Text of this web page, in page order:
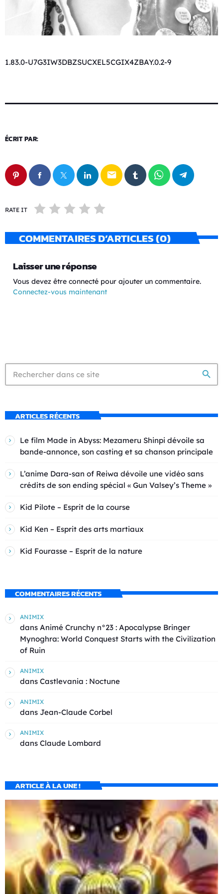
1.83.0-U7G3IW3DBZSUCXEL5CGIX4ZBAY.0.2-9
ÉCRIT PAR:
email
RATE IT
COMMENTAIRES D’ARTICLES (0)
Laisser une réponse
Vous devez être connecté pour ajouter un commentaire.
Connectez-vous maintenant
search
ARTICLES RÉCENTS
Le film Made in Abyss: Mezameru Shinpi dévoile sa
bande-annonce, son casting et sa chanson principale
L’anime Dara-san of Reiwa dévoile une vidéo sans
crédits de son ending spécial « Gun Valsey’s Theme »
Kid Pilote – Esprit de la course
Kid Ken – Esprit des arts martiaux
Kid Fourasse – Esprit de la nature
COMMENTAIRES RÉCENTS
ANIMIX
dans Animé Crunchy n°23 : Apocalypse Bringer
Mynoghra: World Conquest Starts with the Civilization
of Ruin
ANIMIX
dans Castlevania : Noctune
ANIMIX
dans Jean-Claude Corbel
ANIMIX
dans Claude Lombard
ARTICLE À LA UNE !